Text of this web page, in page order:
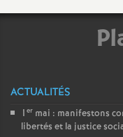
ACTUALITÉS
1 er mai : manifestons
libertés et la justice